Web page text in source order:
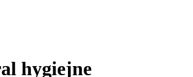
hygiejne